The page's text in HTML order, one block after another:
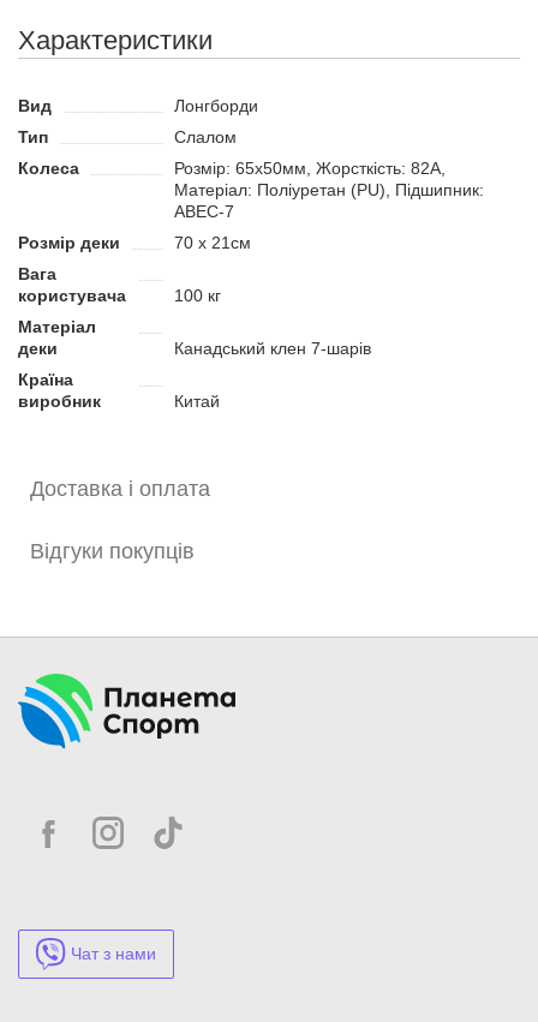
користувачеві легко долати перешкоди. Це цікаве проведення
часу, яке дозволяє розвивати координацію рухів, швидкість
катання на різних покриттях. Завдяки формі коліс, він не
схильний до бічного ковзання.
Переваги:
Точні підшипники АВЕС-7.
об'їзду перешкод.
Якісна дека з канадського клена.
Характеристики
Вид
Лонгборди
Тип
Слалом
Колеса
Розмір: 65x50мм, Жорсткість: 82А,
Матеріал: Поліуретан (PU), Підшипник:
ABEC-7
Розмір деки
70 x 21см
Вага
користувача
100 кг
Матеріал
деки
Канадський клен 7-шарів
Країна
виробник
Китай
Доставка і оплата
Відгуки покупців
Чат з нами